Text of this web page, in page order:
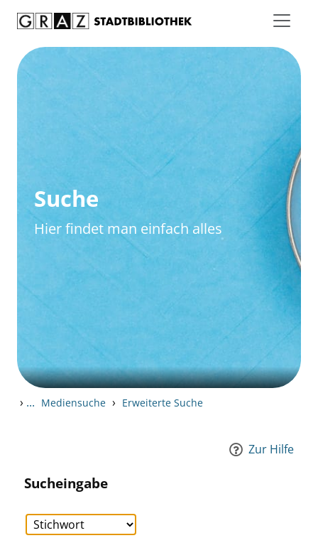
Suche
Hier findet man einfach alles
› ... Mediensuche › Erweiterte Suche
Zur Hilfe
Sucheingabe